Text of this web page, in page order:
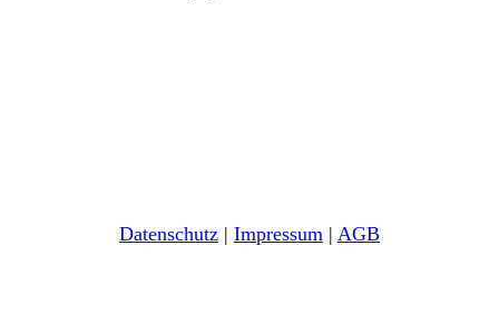
Daten­schutz | Impressum | AGB